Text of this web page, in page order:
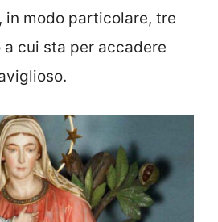
in modo particolare, tre
cui sta per accadere